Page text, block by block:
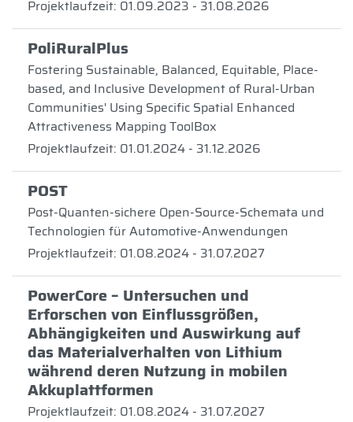
Projektlaufzeit: 01.09.2023 - 31.08.2026
PoliRuralPlus
Fostering Sustainable, Balanced, Equitable, Place-
based, and Inclusive Development of Rural-Urban
Communities' Using Specific Spatial Enhanced
Attractiveness Mapping ToolBox
Projektlaufzeit: 01.01.2024 - 31.12.2026
POST
Post-Quanten-sichere Open-Source-Schemata und
Technologien für Automotive-Anwendungen
Projektlaufzeit: 01.08.2024 - 31.07.2027
PowerCore – Untersuchen und
Erforschen von Einflussgrößen,
Abhängigkeiten und Auswirkung auf
das Materialverhalten von Lithium
während deren Nutzung in mobilen
Akkuplattformen
Projektlaufzeit: 01.08.2024 - 31.07.2027